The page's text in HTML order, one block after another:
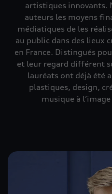
artistiques innovants.
auteurs les moyens
médiatiques de les
au public dans des lieux
en France. Distingués
et leur regard différent
lauréats ont déjà été
plastiques, design,
musique à